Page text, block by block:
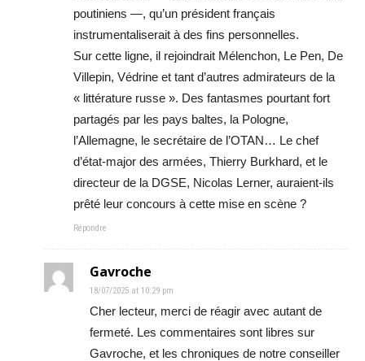
poutiniens —, qu’un président français
instrumentaliserait à des fins personnelles.
Sur cette ligne, il rejoindrait Mélenchon, Le Pen, De
Villepin, Védrine et tant d’autres admirateurs de la
« littérature russe ». Des fantasmes pourtant fort
partagés par les pays baltes, la Pologne,
l’Allemagne, le secrétaire de l’OTAN… Le chef
d’état-major des armées, Thierry Burkhard, et le
directeur de la DGSE, Nicolas Lerner, auraient-ils
prêté leur concours à cette mise en scène ?
Répondre
Gavroche
18/07/2025 at 10:29 pm
Cher lecteur, merci de réagir avec autant de
fermeté. Les commentaires sont libres sur
Gavroche, et les chroniques de notre conseiller